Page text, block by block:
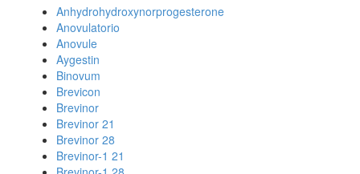
Anhydrohydroxynorprogesterone
Anovulatorio
Anovule
Aygestin
Binovum
Brevicon
Brevinor
Brevinor 21
Brevinor 28
Brevinor-1 21